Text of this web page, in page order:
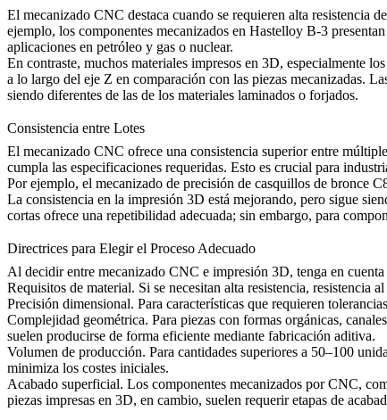
El mecanizado CNC destaca cuando se requieren alta resistencia
ejemplo, los componentes mecanizados en Hastelloy B-3
aplicaciones en petróleo y gas o nuclear.
En contraste, muchos materiales impresos en 3D, especialmente
a lo largo del eje Z en comparación con las piezas mecanizadas.
siendo diferentes de las de los materiales laminados o forjados.
Consistencia entre Lotes
El mecanizado CNC ofrece una consistencia superior entre
cumpla las especificaciones requeridas. Esto es crucial para
Por ejemplo, el mecanizado de precisión de casquillos de bronce
La consistencia en la impresión 3D está mejorando, pero sigue
cortas ofrece una repetibilidad adecuada; sin embargo, para
Directrices para Elegir el Proceso Adecuado
Al decidir entre mecanizado CNC e impresión 3D, tenga en cuenta
Requisitos de material. Si se necesitan alta resistencia,
Precisión dimensional. Para características que requieren
Complejidad geométrica. Para piezas con formas orgánicas,
suelen producirse de forma eficiente mediante fabricación aditiva.
Volumen de producción. Para cantidades superiores a 50–100
minimiza los costes iniciales.
Acabado superficial. Los componentes mecanizados por CNC,
piezas impresas en 3D, en cambio, suelen requerir etapas de